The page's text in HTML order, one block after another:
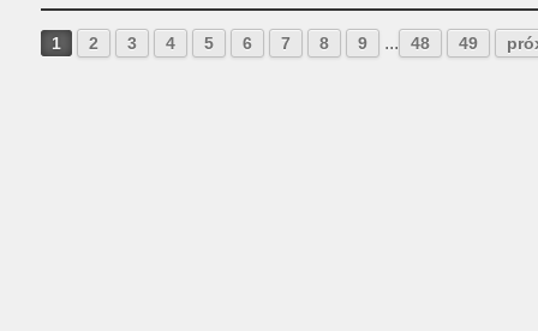
1 2 3 4 5 6 7 8 9 ... 48 49